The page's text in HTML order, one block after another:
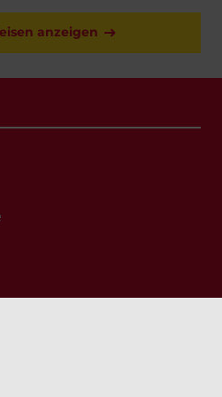
anzeigen